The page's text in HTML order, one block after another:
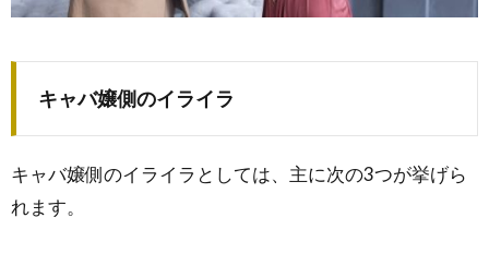
キャバ嬢側のイライラ
キャバ嬢側のイライラとしては、主に次の3つが挙げら
れます。